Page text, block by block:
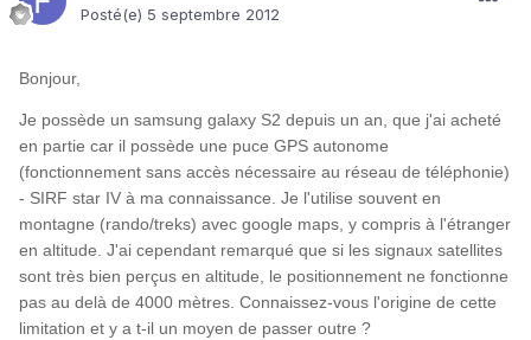
Posté(e) 5 septembre 2012
Bonjour,
Je possède un samsung galaxy S2 depuis un an, que j'ai acheté
en partie car il possède une puce GPS autonome
(fonctionnement sans accès nécessaire au réseau de téléphonie)
- SIRF star IV à ma connaissance. Je l'utilise souvent en
montagne (rando/treks) avec google maps, y compris à l'étranger
en altitude. J'ai cependant remarqué que si les signaux satellites
sont très bien perçus en altitude, le positionnement ne fonctionne
pas au delà de 4000 mètres. Connaissez-vous l'origine de cette
limitation et y a t-il un moyen de passer outre ?